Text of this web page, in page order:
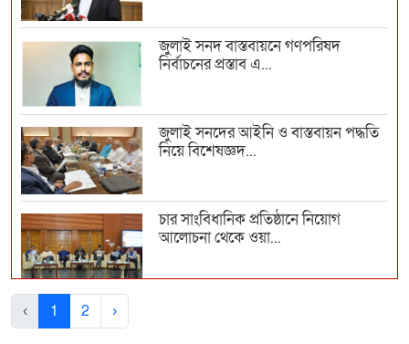
জুলাই সনদ বাস্তবায়নে গণপরিষদ
নির্বাচনের প্রস্তাব এ...
জুলাই সনদের আইনি ও বাস্তবায়ন পদ্ধতি
নিয়ে বিশেষজ্ঞদ...
চার সাংবিধানিক প্রতিষ্ঠানে নিয়োগ
আলোচনা থেকে ওয়া...
‹ 1 2 ›